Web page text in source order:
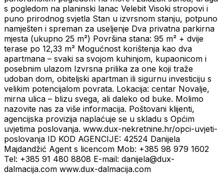
s pogledom na planinski lanac Velebit Visoki stropovi i
puno prirodnog svjetla Stan u izvrsnom stanju, potpuno
namješten i spreman za useljenje Dva privatna parkirna
mjesta (ukupno 25 m²) Površina stana: 95 m² + dvije
terase po 12,33 m² Mogućnost korištenja kao dva
apartmana – svaki sa svojom kuhinjom, kupaonicom i
posebnim ulazom Izvrsna prilika za one koji traže
udoban dom, obiteljski apartman ili sigurnu investiciju s
velikim potencijalom povrata. Lokacija: centar Novalje,
mirna ulica – blizu svega, ali daleko od buke. Molimo
nazovite nas za više informacija. Poštovani klijenti,
agencijska provizija naplaćuje se u skladu s Općim
uvjetima poslovanja. www.dux-nekretnine.hr/opci-uvjeti-
poslovanja ID KOD AGENCIJE: 42524 Danijela
Majdandžić Agent s licencom Mob: +385 98 979 1602
Tel: +385 91 480 8808 E-mail: danijela@dux-
dalmacija.com www.dux-dalmacija.com